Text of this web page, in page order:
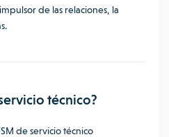
de las relaciones, la
técnico?
de servicio técnico